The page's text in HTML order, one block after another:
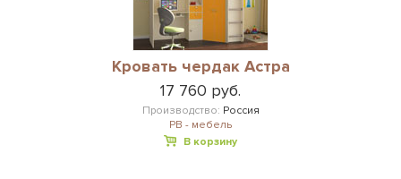
Кровать чердак Астра
17 760 руб.
Производство: Россия
РВ - мебель
В корзину